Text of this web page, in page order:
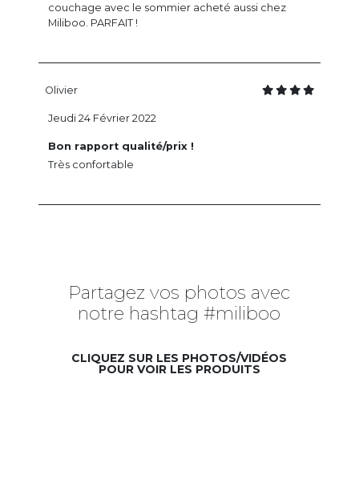
couchage avec le sommier acheté aussi chez
Miliboo. PARFAIT !
Olivier
Bon rapport qualité/prix !
Très confortable
Jeudi 24 Février 2022
Partagez vos photos avec
notre hashtag #miliboo
CLIQUEZ SUR LES PHOTOS/VIDÉOS
POUR VOIR LES PRODUITS